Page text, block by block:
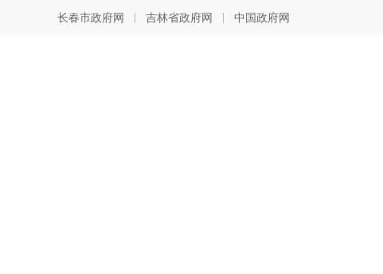
长春市政府网 吉林省政府网 中国政府网